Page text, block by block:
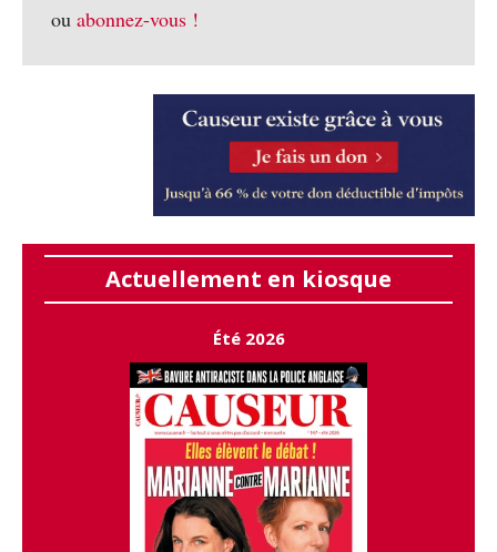
ou abonnez-vous !
Actuellement en kiosque
Été 2026